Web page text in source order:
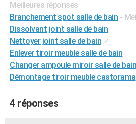
Meilleures réponses
Branchement spot salle de bain -
Dissolvant joint salle de bain
Nettoyer joint salle de bain ✓
Enlever tiroir meuble salle de bain
Changer ampoule miroir salle de bain
Démontage tiroir meuble castorama
4 réponses